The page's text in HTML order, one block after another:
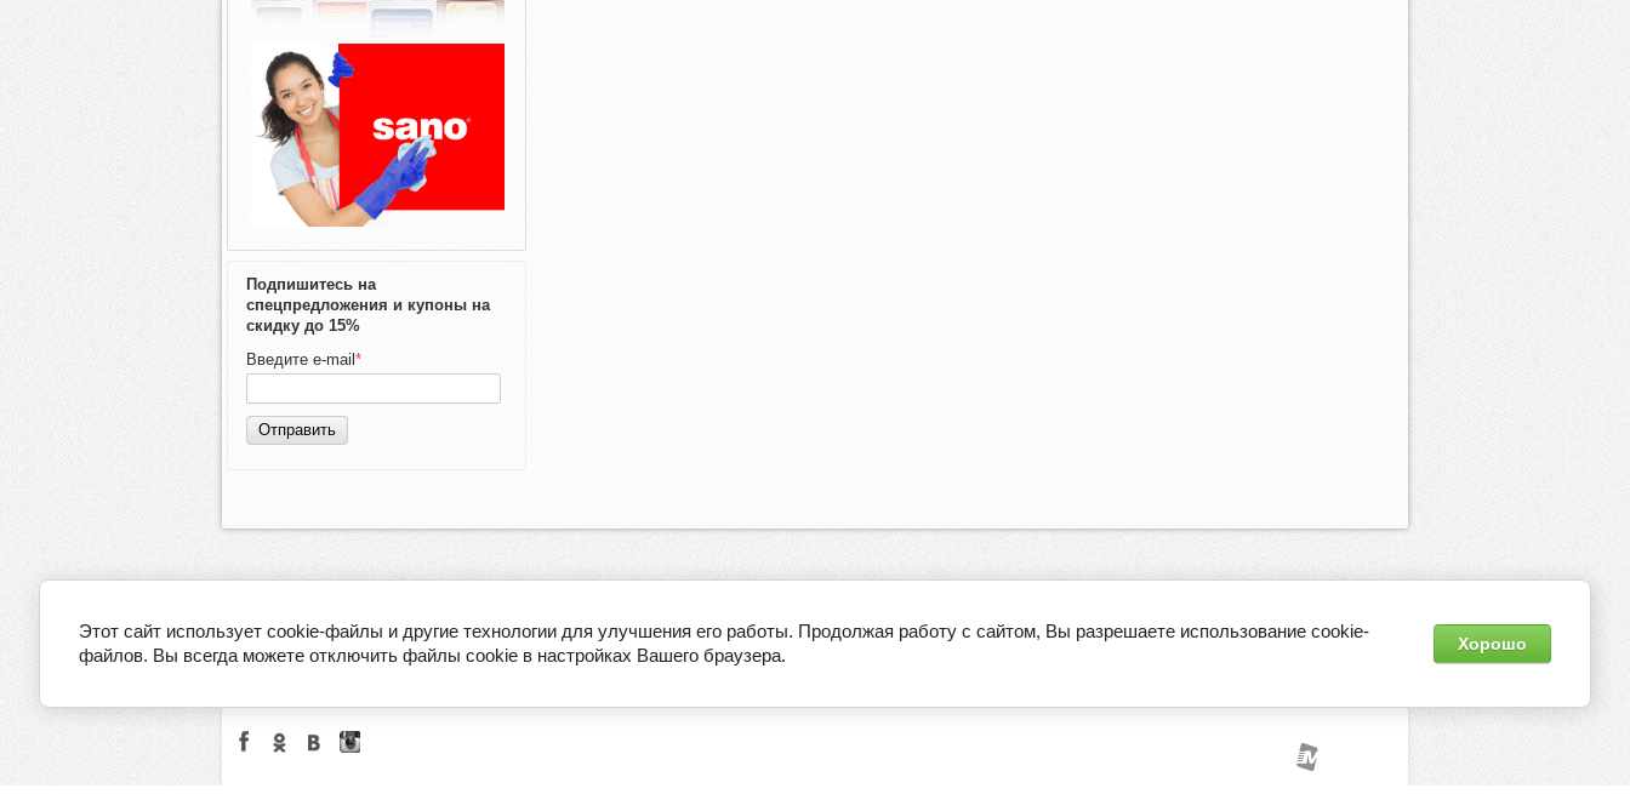
Подпишитесь на
спецпредложения и купоны на
скидку до 15%
Введите e-mail *
Отправить
О компании Производители
Этот сайт использует cookie-файлы и другие технологии для улучшения его работы. Продолжая работу с сайтом, Вы разрешаете использование cookie-
файлов. Вы всегда можете отключить файлы cookie в настройках Вашего браузера.
Хорошо